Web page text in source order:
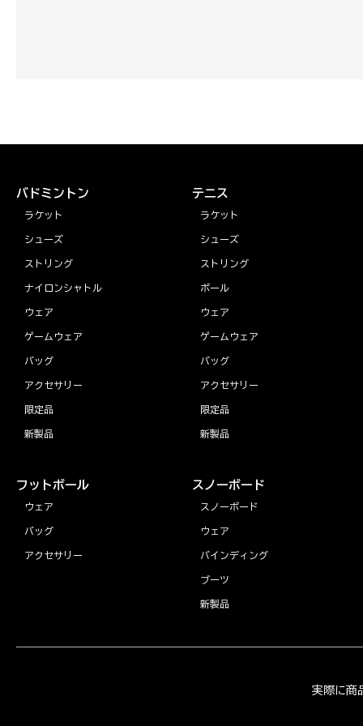
バドミントン
ラケット
シューズ
ストリング
ナイロンシャトル
ウェア
ゲームウェア
バッグ
アクセサリー
限定品
新製品
テニス
ラケット
シューズ
ストリング
ボール
ウェア
ゲームウェア
バッグ
アクセサリー
限定品
新製品
フットボール
ウェア
バッグ
アクセサリー
スノーボード
スノーボード
ウェア
バインディング
ブーツ
新製品
実際に商